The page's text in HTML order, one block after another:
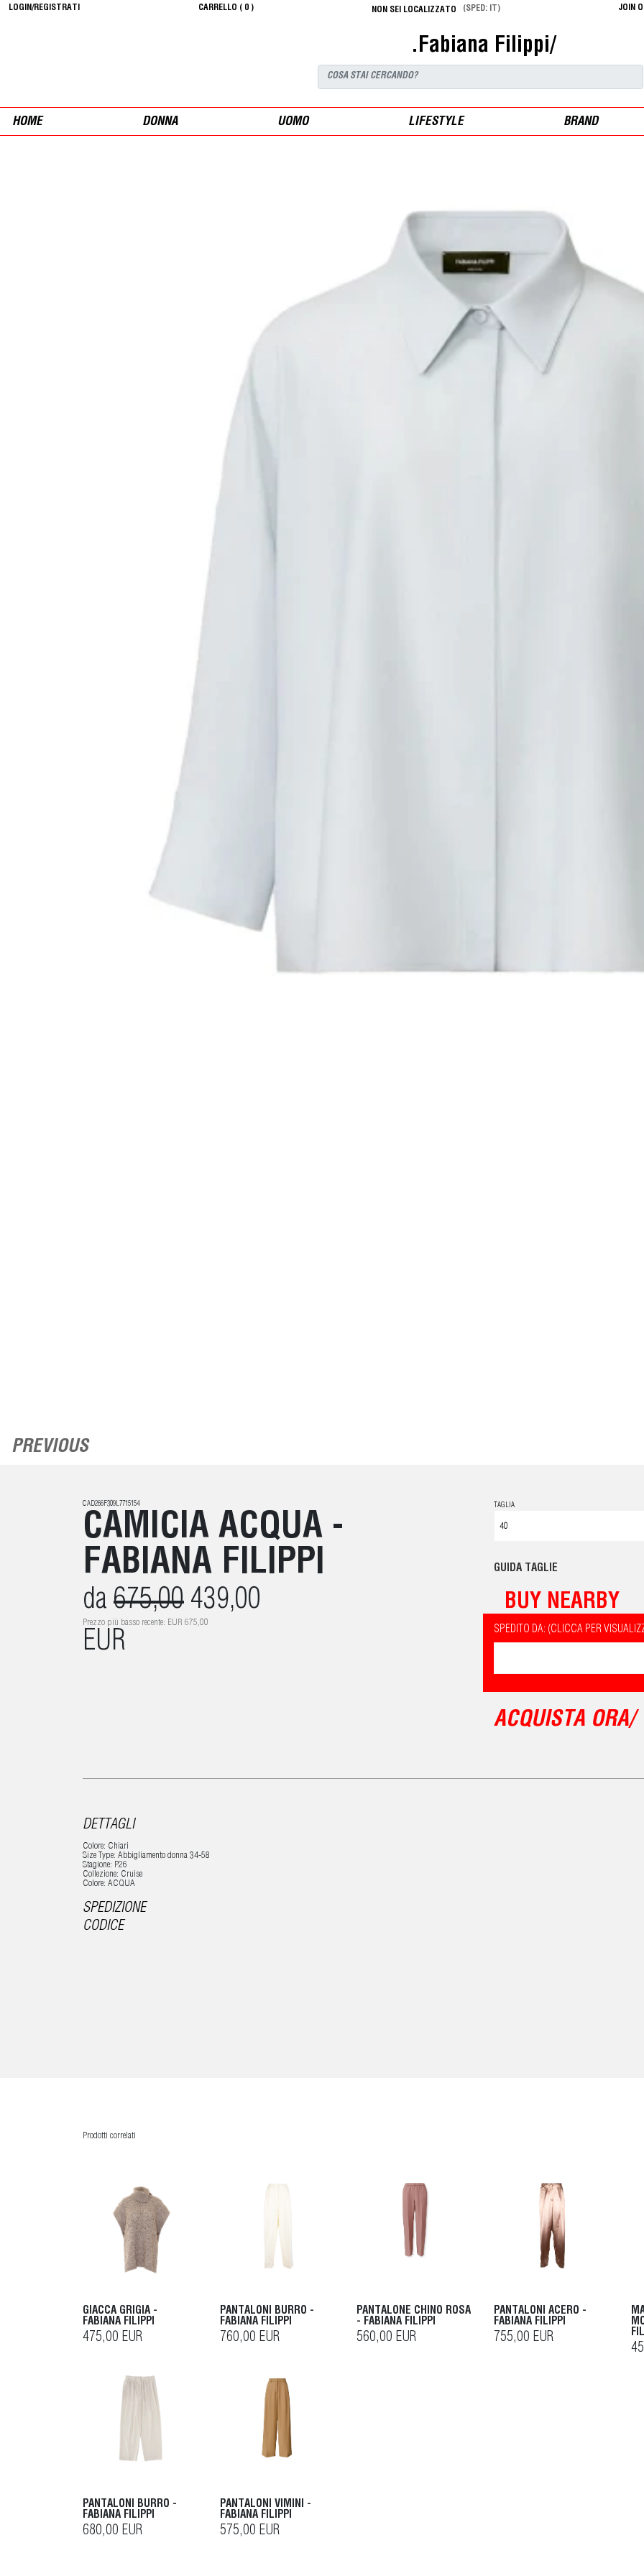
LOGIN/REGISTRATI CARRELLO (0 ) NON SEI LOCALIZZATO (SPED: IT) JOIN
.Fabiana Filippi/
HOME DONNA UOMO LIFESTYLE BRAND
PREVIOUS
CAD266F309L7715154
CAMICIA ACQUA -
FABIANA FILIPPI
da 675,00 439,00
Prezzo più basso recente: EUR 675,00
EUR
TAGLIA
GUIDA TAGLIE
BUY NEARBY
SPEDITO DA: (CLICCA PER
ACQUISTA ORA/
DETTAGLI
Colore: Chiari
Size Type: Abbigliamento donna 34-58
Stagione: P26
Collezione: Cruise
Colore: ACQUA
SPEDIZIONE
CODICE
Prodotti correlati
GIACCA GRIGIA -
FABIANA FILIPPI
475,00 EUR
PANTALONI BURRO -
FABIANA FILIPPI
760,00 EUR
PANTALONE CHINO ROSA
- FABIANA FILIPPI
560,00 EUR
PANTALONI ACERO -
FABIANA FILIPPI
755,00 EUR
PANTALONI BURRO -
FABIANA FILIPPI
680,00 EUR
PANTALONI VIMINI -
FABIANA FILIPPI
575,00 EUR